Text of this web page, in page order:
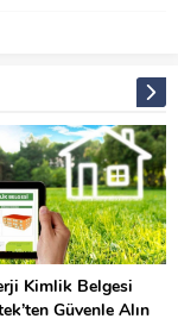
Kimlik Belgesi
Güvenle Alın